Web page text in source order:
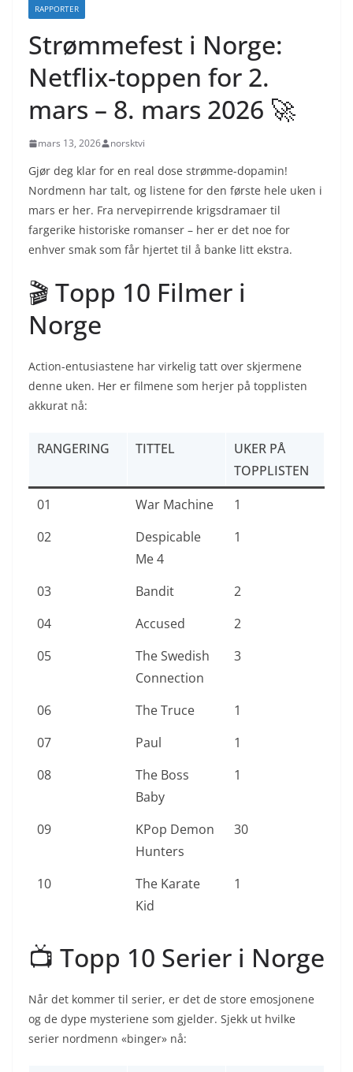
RAPPORTER
Strømmefest i Norge:
Netflix-toppen for 2.
mars – 8. mars 2026 🚀
mars 13, 2026 norsktvi
Gjør deg klar for en real dose strømme-dopamin!
Nordmenn har talt, og listene for den første hele uken i
mars er her. Fra nervepirrende krigsdramaer til
fargerike historiske romanser – her er det noe for
enhver smak som får hjertet til å banke litt ekstra.
🎬 Topp 10 Filmer i
Norge
Action-entusiastene har virkelig tatt over skjermene
denne uken. Her er filmene som herjer på topplisten
akkurat nå:
RANGERING TITTEL
UKER PÅ
TOPPLISTEN
01
War Machine
1
02
Despicable
Me 4
1
03 Bandit
2
04
Accused
2
05
The Swedish
Connection
3
06 The Truce
1
07
Paul
1
08
The Boss
Baby
1
09
KPop Demon
Hunters
30
10
The Karate
Kid
1
📺 Topp 10 Serier i Norge
Når det kommer til serier, er det de store emosjonene
og de dype mysteriene som gjelder. Sjekk ut hvilke
serier nordmenn «binger» nå: